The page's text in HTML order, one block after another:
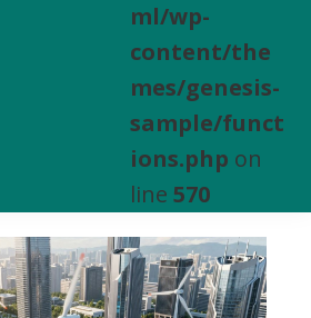
ml/wp-
content/the
mes/genesis-
sample/funct
ions.php on
line570